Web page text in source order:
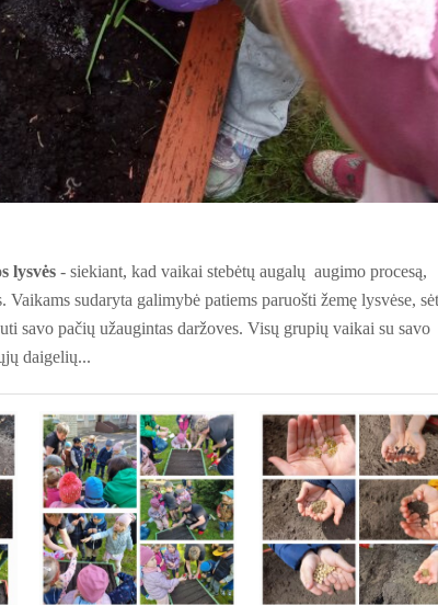
lysvės - siekiant, kad vaikai stebėtų augalų augimo procesą,
sudaryta galimybė patiems paruošti žemę lysvėse,
savo pačių užaugintas daržoves. Visų grupių vaikai su savo
daigelių...